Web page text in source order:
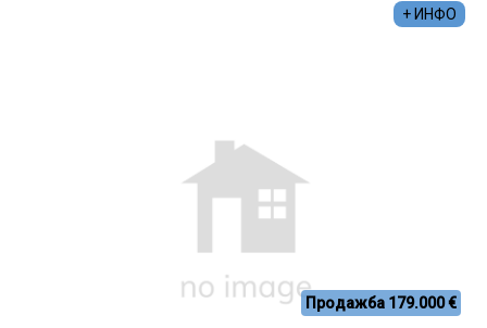
+ ИНФО
Продажба 179.000 €